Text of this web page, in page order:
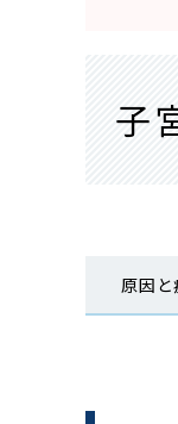
子
原因と